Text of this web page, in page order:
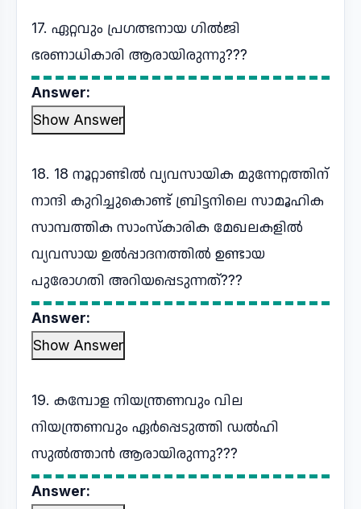
17. ഏറ്റവും പ്രഗത്ഭനായ ഗിൽജി
ഭരണാധികാരി ആരായിരുന്നു???
Answer:
Show Answer
18. 18 നൂറ്റാണ്ടിൽ വ്യവസായിക മുന്നേറ്റത്തിന്
നാന്ദി കുറിച്ചുകൊണ്ട് ബ്രിട്ടനിലെ സാമൂഹിക
സാമ്പത്തിക സാംസ്കാരിക മേഖലകളിൽ
വ്യവസായ ഉൽപ്പാദനത്തിൽ ഉണ്ടായ
പുരോഗതി അറിയപ്പെടുന്നത്???
Answer:
Show Answer
19. കമ്പോള നിയന്ത്രണവും വില
നിയന്ത്രണവും ഏർപ്പെടുത്തി ഡൽഹി
സുൽത്താൻ ആരായിരുന്നു???
Answer: